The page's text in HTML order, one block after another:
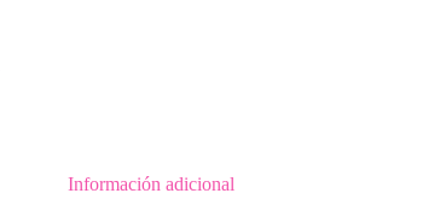
Información adicional